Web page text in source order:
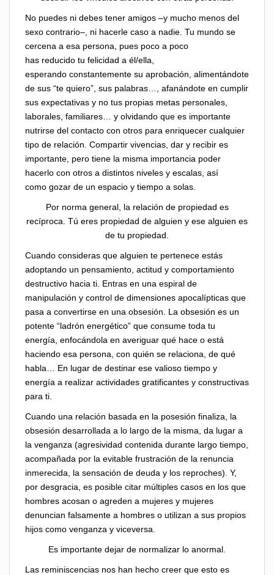
No puedes ni debes tener amigos –y mucho menos del
sexo contrario–, ni hacerle caso a nadie. Tu mundo se
cercena a esa persona, pues poco a poco
has reducido tu felicidad a él/ella,
esperando constantemente su aprobación, alimentándote
de sus “te quiero”, sus palabras…, afanándote en cumplir
sus expectativas y no tus propias metas personales,
laborales, familiares… y olvidando que es importante
nutrirse del contacto con otros para enriquecer cualquier
tipo de relación. Compartir vivencias, dar y recibir es
importante, pero tiene la misma importancia poder
hacerlo con otros a distintos niveles y escalas, así
como gozar de un espacio y tiempo a solas.
Por norma general, la relación de propiedad es
recíproca. Tú eres propiedad de alguien y ese alguien es
de tu propiedad.
Cuando consideras que alguien te pertenece estás
adoptando un pensamiento, actitud y comportamiento
destructivo hacia ti. Entras en una espiral de
manipulación y control de dimensiones apocalípticas que
pasa a convertirse en una obsesión. La obsesión es un
potente “ladrón energético” que consume toda tu
energía, enfocándola en averiguar qué hace o está
haciendo esa persona, con quién se relaciona, de qué
habla… En lugar de destinar ese valioso tiempo y
energía a realizar actividades gratificantes y constructivas
para ti.
Cuando una relación basada en la posesión finaliza, la
obsesión desarrollada a lo largo de la misma, da lugar a
la venganza (agresividad contenida durante largo tiempo,
acompañada por la evitable frustración de la renuncia
inmerecida, la sensación de deuda y los reproches). Y,
por desgracia, es posible citar múltiples casos en los que
hombres acosan o agreden a mujeres y mujeres
denuncian falsamente a hombres o utilizan a sus propios
hijos como venganza y viceversa.
Es importante dejar de normalizar lo anormal.
Las reminiscencias nos han hecho creer que esto es